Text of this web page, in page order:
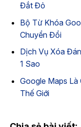
Đắt Đỏ
Bộ Từ Khóa
Chuyển Đổi
Dịch Vụ Xóa
1 Sao
Google Maps Là
Thế Giới